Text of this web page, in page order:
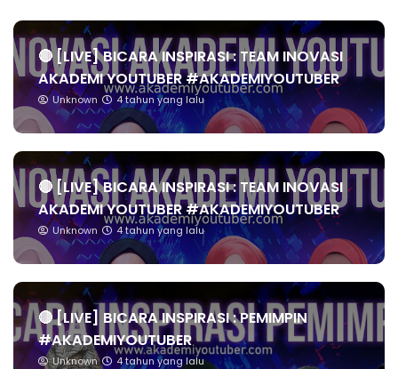
🔴 [LIVE] BICARA INSPIRASI : TEAM INOVASI
AKADEMI YOUTUBER #AKADEMIYOUTUBER
Unknown 4 tahun yang lalu
🔴 [LIVE] BICARA INSPIRASI : TEAM INOVASI
AKADEMI YOUTUBER #AKADEMIYOUTUBER
Unknown 4 tahun yang lalu
🔴 [LIVE] BICARA INSPIRASI : PEMIMPIN
#AKADEMIYOUTUBER
Unknown 4 tahun yang lalu